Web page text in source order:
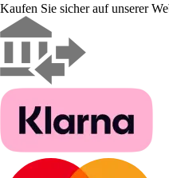
Kaufen Sie sicher auf unserer